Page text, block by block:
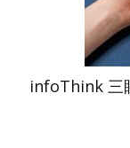
infoThink 三